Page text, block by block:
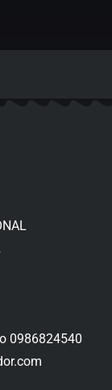
0986824540
com